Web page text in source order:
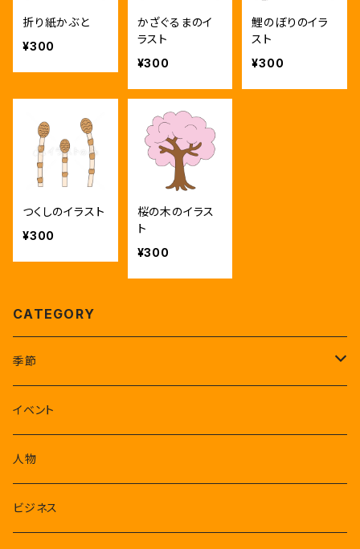
折り紙かぶと
¥300
かざぐるまのイ
ラスト
¥300
鯉のぼりのイラ
スト
¥300
つくしのイラスト
¥300
桜の木のイラス
ト
¥300
CATEGORY
季節
1-3月
4-6月
7-9月
イベント
人物
ビジネス